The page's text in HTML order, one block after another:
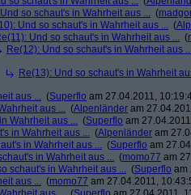
so schaut's in Wahrheit aus ... (
Und so schaut's in Wahrheit aus ... (
Und so schaut's in Wahrheit aus ... (
Re(12): Und so schaut's in Wahrheit aus
Re(13): Und so schaut's in Wahrheit
aus ... (Superflo am 27.04.2011,
aus ... (Alpenländer am
Wahrheit aus ... (Superflo am
in Wahrheit aus ... (Alpenländer am
in Wahrheit aus ... (Superflo am
in Wahrheit aus ... (momo77 am
schaut's in Wahrheit aus ... (Superflo am
aus ... (momo77 am 27.04.2011,